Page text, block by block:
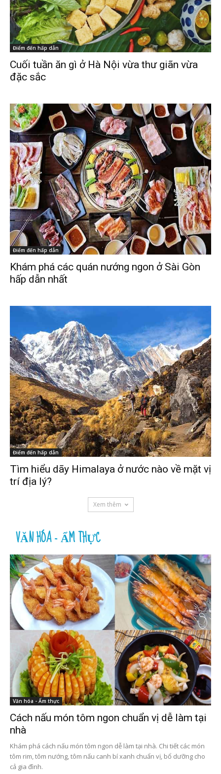
Điểm đến hấp dẫn
Cuối tuần ăn gì ở Hà Nội vừa thư giãn vừa
đặc sắc
Điểm đến hấp dẫn
Khám phá các quán nướng ngon ở Sài Gòn
hấp dẫn nhất
Điểm đến hấp dẫn
Tìm hiểu dãy Himalaya ở nước nào về mặt vị
trí địa lý?
Xem thêm
VĂN HÓA - ẨM THỰC
Văn hóa - Ẩm thực
Cách nấu món tôm ngon chuẩn vị dễ làm tại
nhà
Khám phá cách nấu món tôm ngon dễ làm tại nhà. Chi tiết các món
tôm rim, tôm nướng, tôm nấu canh bí xanh chuẩn vị, bổ dưỡng cho
cả gia đình.